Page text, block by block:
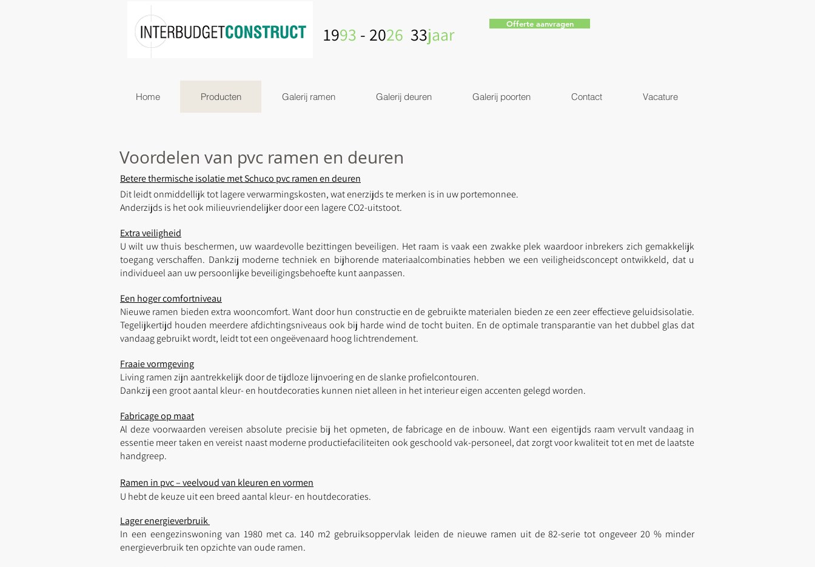
1993 - 2026 33jaar Offerte aanvragen
Home Producten Galerij ramen Galerij deuren Galerij poorten Contact Vacature
Voordelen van pvc ramen en deuren
Betere thermische isolatie met Schuco pvc ramen en deuren
Dit leidt onmiddellijk tot lagere verwarmingskosten, wat enerzijds te merken is in uw portemonnee.
Anderzijds is het ook milieuvriendelijker door een lagere CO2-uitstoot.
Extra veiligheid
U wilt uw thuis beschermen, uw waardevolle bezittingen beveiligen. Het raam is vaak een zwakke plek waardoor inbrekers zich gemakkelijk
toegang verschaffen. Dankzij moderne techniek en bijhorende materiaalcombinaties hebben we een veiligheidsconcept ontwikkeld, dat u
individueel aan uw persoonlijke beveiligingsbehoefte kunt aanpassen.
Een hoger comfortniveau
Nieuwe ramen bieden extra wooncomfort. Want door hun constructie en de gebruikte materialen bieden ze een zeer effectieve geluidsisolatie.
Tegelijkertijd houden meerdere afdichtingsniveaus ook bij harde wind de tocht buiten. En de optimale transparantie van het dubbel glas dat
vandaag gebruikt wordt, leidt tot een ongeëvenaard hoog lichtrendement.
Fraaie vormgeving
Living ramen zijn aantrekkelijk door de tijdloze lijnvoering en de slanke profielcontouren.
Dankzij een groot aantal kleur- en houtdecoraties kunnen niet alleen in het interieur eigen accenten gelegd worden.
Fabricage op maat
Al deze voorwaarden vereisen absolute precisie bij het opmeten, de fabricage en de inbouw. Want een eigentijds raam vervult vandaag in
essentie meer taken en vereist naast moderne productiefaciliteiten ook geschoold vak-personeel, dat zorgt voor kwaliteit tot en met de laatste
handgreep.
Ramen in pvc – veelvoud van kleuren en vormen
U hebt de keuze uit een breed aantal kleur- en houtdecoraties.
Lager energieverbruik
In een eengezinswoning van 1980 met ca. 140 m2 gebruiksoppervlak leiden de nieuwe ramen uit de 82-serie tot ongeveer 20 % minder
energieverbruik ten opzichte van oude ramen.